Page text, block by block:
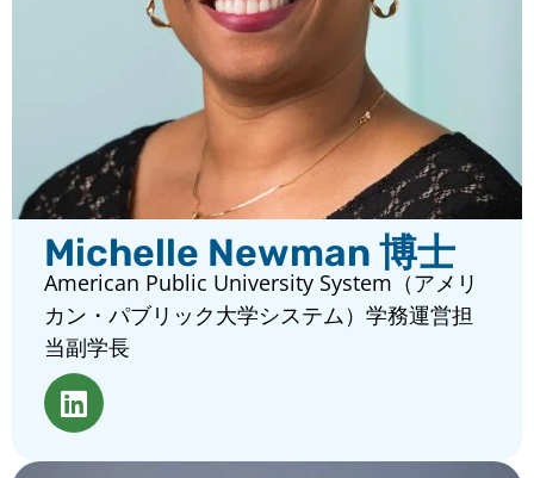
Michelle Newman 博士
American Public University System（アメリ
カン・パブリック大学システム）学務運営担
当副学長